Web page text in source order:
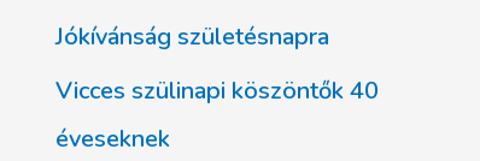
Jókívánság születésnapra
Vicces szülinapi köszöntők 40
éveseknek